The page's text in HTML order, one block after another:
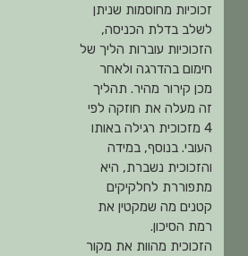
זכוכיות מחוסמות שניתן
לשלב בדלת הכניסה,
הזכוכיות עוברות הליך של
חימום בהדרגה ולאחר
מכן קירור מהיר. תהליך
זה מעלה את חוזקה לפי
4 מזכוכית רגילה באותו
העובי. בנוסף, במידה
והזכוכית נשברת, היא
מתפוררת לחלקיקים
קטנים מה שמקטין את
רמת הסיכון.
הזכוכית מהוות את מקור